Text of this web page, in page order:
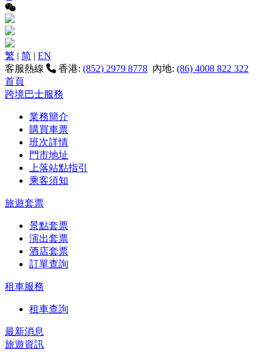
繁 | 简 | EN
客服熱線
香港: (852) 2979 8778 內地: (86) 4008 822 322
首頁
跨境巴士服務
業務簡介
購買車票
班次詳情
門市地址
上落站點指引
乘客須知
旅遊套票
景點套票
演出套票
酒店套票
訂單查詢
租車服務
租車查詢
最新消息
旅遊資訊